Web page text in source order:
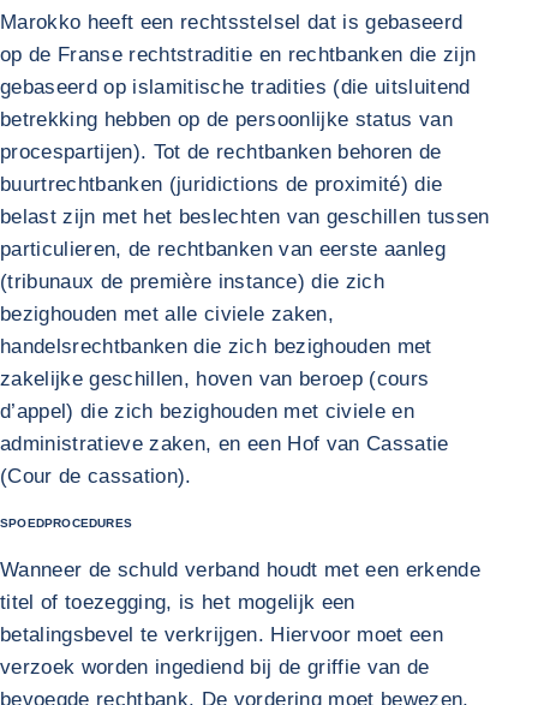
Marokko heeft een rechtsstelsel dat is gebaseerd
op de Franse rechtstraditie en rechtbanken die zijn
gebaseerd op islamitische tradities (die uitsluitend
betrekking hebben op de persoonlijke status van
procespartijen). Tot de rechtbanken behoren de
buurtrechtbanken (juridictions de proximité) die
belast zijn met het beslechten van geschillen tussen
particulieren, de rechtbanken van eerste aanleg
(tribunaux de première instance) die zich
bezighouden met alle civiele zaken,
handelsrechtbanken die zich bezighouden met
zakelijke geschillen, hoven van beroep (cours
d’appel) die zich bezighouden met civiele en
administratieve zaken, en een Hof van Cassatie
(Cour de cassation).
SPOEDPROCEDURES
Wanneer de schuld verband houdt met een erkende
titel of toezegging, is het mogelijk een
betalingsbevel te verkrijgen. Hiervoor moet een
verzoek worden ingediend bij de griffie van de
bevoegde rechtbank. De vordering moet bewezen,